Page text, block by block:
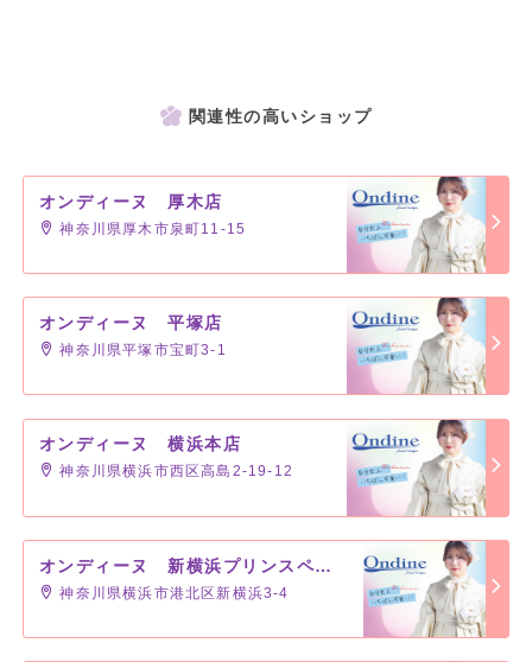
関連性の高いショップ
オンディーヌ 厚木店
神奈川県厚木市泉町11-15
オンディーヌ 平塚店
神奈川県平塚市宝町3-1
オンディーヌ 横浜本店
神奈川県横浜市西区高島2-19-12
オンディーヌ 新横浜プリンスペペ店
神奈川県横浜市港北区新横浜3-4